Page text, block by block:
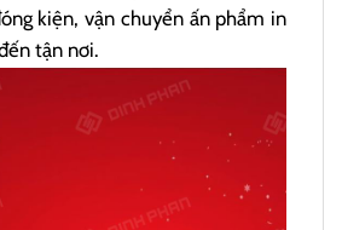
kiện, vận chuyển ấn phẩm in
tận nơi.